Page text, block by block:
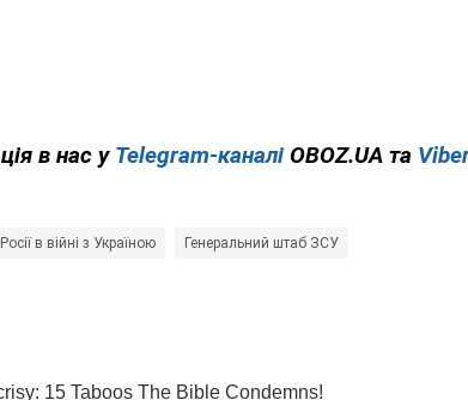
в нас у Telegram-каналі OBOZ.UA та Viber
в війні з Україною Генеральний штаб ЗСУ